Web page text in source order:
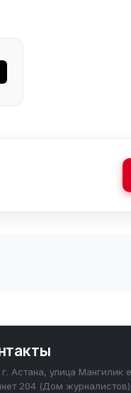
г. Астана, улица Мангилик
204 (Дом журналистов)